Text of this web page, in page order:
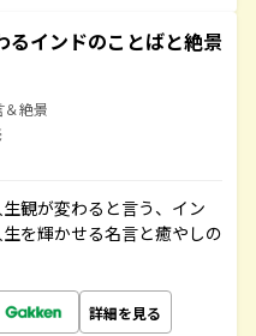
るインドのことばと絶景
＆絶景
観が変わると言う、イン
を輝かせる名言と癒やしの
詳細を見る